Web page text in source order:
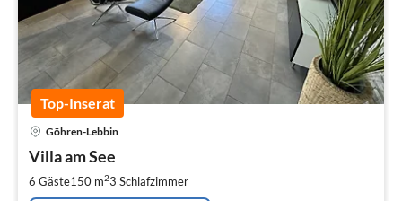
Top-Inserat
Göhren-Lebbin
Villa am See
6 Gäste150 m23 Schlafzimmer